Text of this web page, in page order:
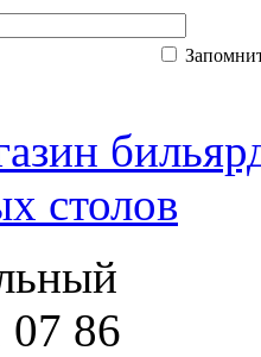
столов
07 86